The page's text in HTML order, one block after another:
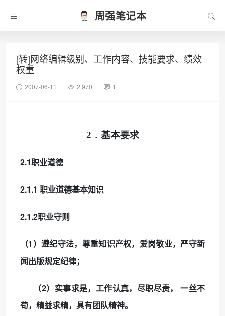
周强笔记本
[转]网络编辑级别、工作内容、技能要求、绩效
权重
2007-06-11 2,970 1
2．基本要求
2.1职业道德
2.1.1 职业道德基本知识
2.1.2职业守则
（1 ）遵纪守法，尊重知识产权，爱岗敬业，严守新
闻出版规定纪律；
（2）实事求是，工作认真，尽职尽责，
一丝不
苟，精益求精，具有团队精神。